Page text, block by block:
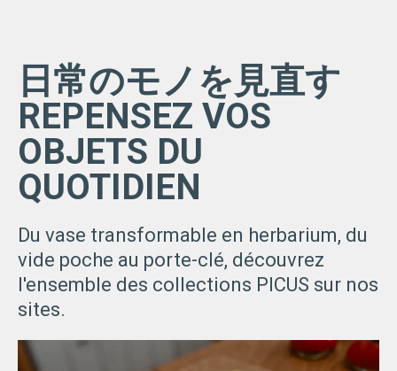
日常のモノを見直す
REPENSEZ VOS
OBJETS DU
QUOTIDIEN
Du vase transformable en herbarium, du
vide poche au porte-clé, découvrez
l'ensemble des collections PICUS sur nos
sites.